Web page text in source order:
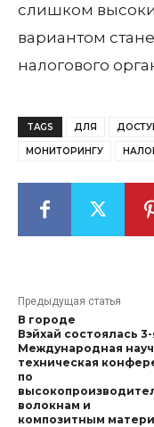
слишком
вариантом
налогового
TAGS ДЛЯ
МОНИТОРИНГУ
Предыдущая статья
В городе
Вэйхай состоялась 3-
Международная
техническая
по
волокнам и
композитным